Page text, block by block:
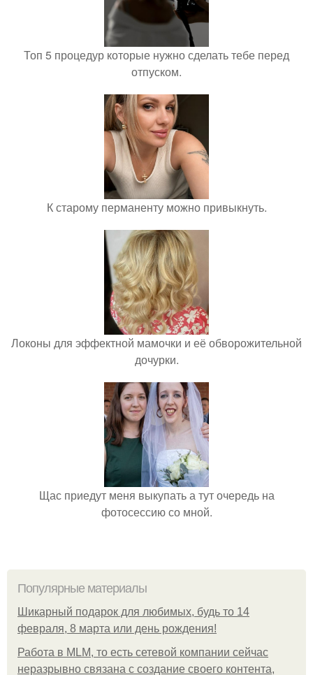
Топ 5 процедур которые нужно сделать тебе перед
отпуском.
К старому перманенту можно привыкнуть.
Локоны для эффектной мамочки и её обворожительной
дочурки.
Щас приедут меня выкупать а тут очередь на
фотосессию со мной.
Популярные материалы
Шикарный подарок для любимых, будь то 14
февраля, 8 марта или день рождения!
Работа в MLM, то есть сетевой компании сейчас
неразрывно связана с создание своего контента,